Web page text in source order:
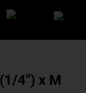
4") x M